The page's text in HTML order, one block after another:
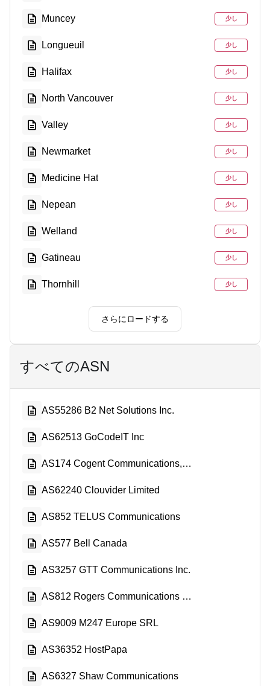
Muncey 少し
Longueuil 少し
Halifax 少し
North Vancouver 少し
Valley 少し
Newmarket 少し
Medicine Hat 少し
Nepean 少し
Welland 少し
Gatineau 少し
Thornhill 少し
さらにロードする
すべてのASN
AS55286 B2 Net Solutions Inc.
AS62513 GoCodeIT Inc
AS174 Cogent Communications, LLC
AS62240 Clouvider Limited
AS852 TELUS Communications
AS577 Bell Canada
AS3257 GTT Communications Inc.
AS812 Rogers Communications Canada Inc.
AS9009 M247 Europe SRL
AS36352 HostPapa
AS6327 Shaw Communications